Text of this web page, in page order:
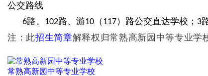
公交路线
6路、 102路、游10（ 117）路公交直达学校； 3
注：此招生简章解释权归常熟高新园中等专业学
常熟高新园中等专业学校